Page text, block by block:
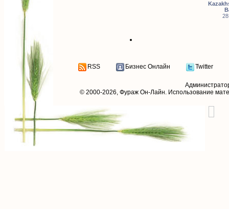
RSS Бизнес Онлайн Twitter
© 2000-2026, Фураж Он-Лайн. Использование